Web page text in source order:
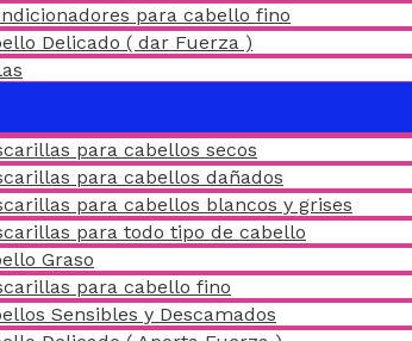
para cabello fino
Delicado ( dar Fuerza )
para cabellos secos
para cabellos dañados
para cabellos blancos y grises
para todo tipo de cabello
Graso
para cabello fino
Sensibles y Descamados